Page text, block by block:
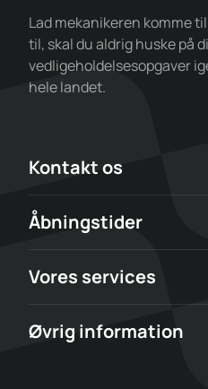
Lad mekanikeren komme
til, skal du aldrig huske på
vedligeholdelsesopgaver
hele landet.
Kontakt os
Åbningstider
Vores services
Øvrig information